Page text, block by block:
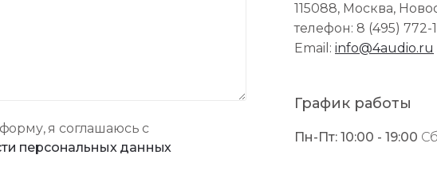
я соглашаюсь с
персональных данных
115088, Москва,
телефон: 8 (495) 772-
Email: info@4audio.ru
График работы
Пн-Пт: 10:00 - 19:00